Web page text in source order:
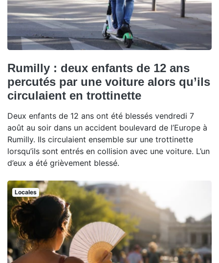
Rumilly : deux enfants de 12 ans
percutés par une voiture alors qu’ils
circulaient en trottinette
Deux enfants de 12 ans ont été blessés vendredi 7
août au soir dans un accident boulevard de l’Europe à
Rumilly. Ils circulaient ensemble sur une trottinette
lorsqu’ils sont entrés en collision avec une voiture. L’un
d’eux a été grièvement blessé.
Locales